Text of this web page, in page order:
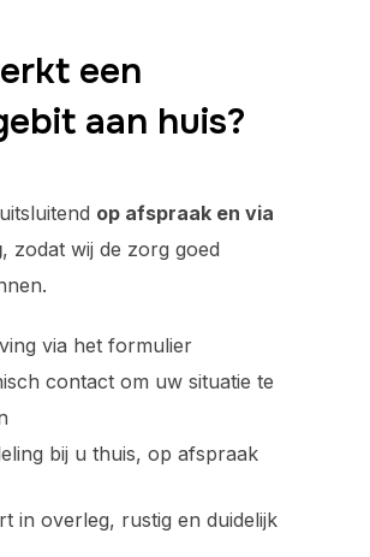
een
aan huis?
op afspraak en via
, zodat wij de zorg goed
via het formulier
contact om uw situatie te
bij u thuis, op afspraak
in overleg, rustig en duidelijk